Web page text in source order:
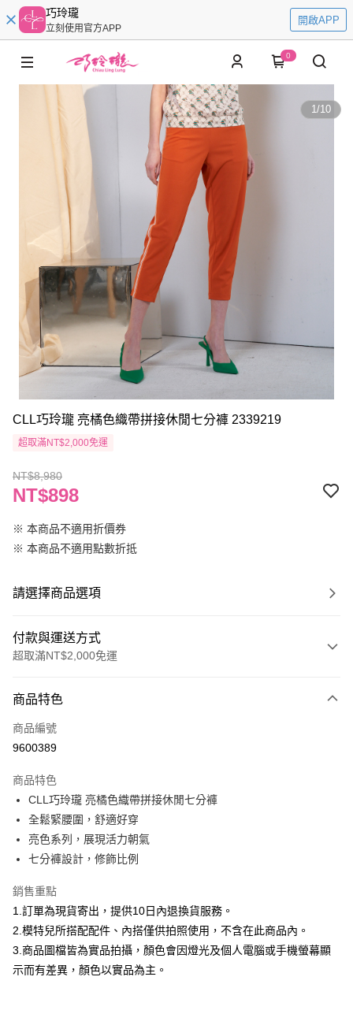
巧玲瓏
立刻使用官方APP
開啟APP
0
1/10
CLL巧玲瓏 亮橘色織帶拼接休閒七分褲 2339219
超取滿NT$2,000免運
NT$8,980
NT$898
※ 本商品不適用折價券
※ 本商品不適用點數折抵
請選擇商品選項
付款與運送方式
超取滿NT$2,000免運
信用卡一次付款
信用卡分期付款
合作金庫商業銀行
華南商業銀行
彰化商業銀行
上海商業儲蓄銀行
國泰世華商業銀行
臺灣中小企業銀行
聯邦商業銀行
元大商業銀行
永豐商業銀行
台新國際商業銀行
中國信託商業銀行
台灣樂天信用卡公司
超商取貨付款
LINE Pay
Apple Pay
悠遊付
Google Pay
大哥付你分期
商品特色
商品編號
9600389
商品特色
CLL巧玲瓏 亮橘色織帶拼接休閒七分褲
全鬆緊腰圍，舒適好穿
亮色系列，展現活力朝氣
七分褲設計，修飾比例
銷售重點
1.訂單為現貨寄出，提供10日內退換貨服務。
2.模特兒所搭配配件、內搭僅供拍照使用，不含在此商品內。
3.商品圖檔皆為實品拍攝，顏色會因燈光及個人電腦或手機螢幕顯
示而有差異，顏色以實品為主。